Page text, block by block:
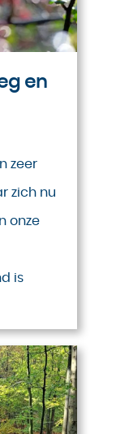
en
zeer
zich nu
onze
is